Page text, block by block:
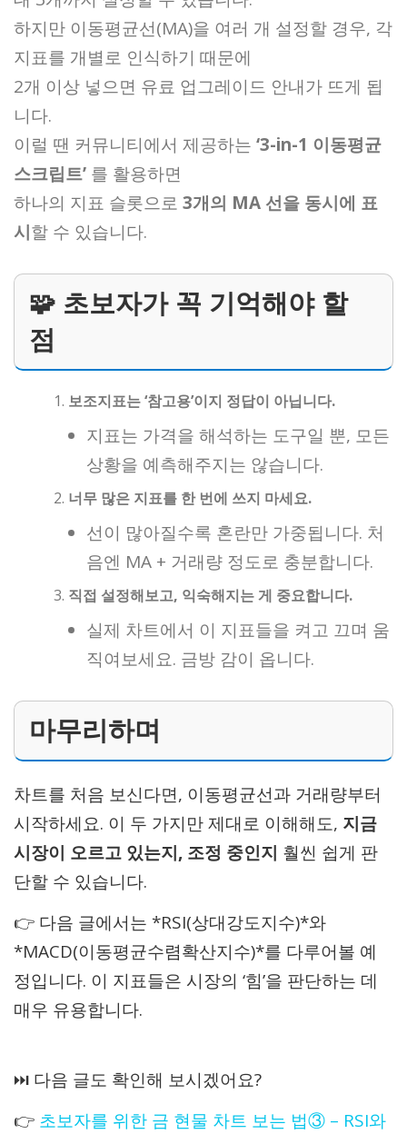
하지만 이동평균선(MA)을 여러 개 설정할 경우, 각
지표를 개별로 인식하기 때문에
2개 이상 넣으면 유료 업그레이드 안내가 뜨게 됩
니다.
이럴 땐 커뮤니티에서 제공하는 ‘3-in-1 이동평균
스크립트’ 를 활용하면
하나의 지표 슬롯으로 3개의 MA 선을 동시에 표
시할 수 있습니다.
🧩 초보자가 꼭 기억해야 할
점
보조지표는 ‘참고용’이지 정답이 아닙니다.
지표는 가격을 해석하는 도구일 뿐, 모든
상황을 예측해주지는 않습니다.
너무 많은 지표를 한 번에 쓰지 마세요.
선이 많아질수록 혼란만 가중됩니다. 처
음엔 MA + 거래량 정도로 충분합니다.
직접 설정해보고, 익숙해지는 게 중요합니다.
실제 차트에서 이 지표들을 켜고 끄며 움
직여보세요. 금방 감이 옵니다.
마무리하며
차트를 처음 보신다면, 이동평균선과 거래량부터
시작하세요. 이 두 가지만 제대로 이해해도, 지금
시장이 오르고 있는지, 조정 중인지 훨씬 쉽게 판
단할 수 있습니다.
👉 다음 글에서는 *RSI(상대강도지수)*와
*MACD(이동평균수렴확산지수)*를 다루어볼 예
정입니다. 이 지표들은 시장의 ‘힘’을 판단하는 데
매우 유용합니다.
⏭️ 다음 글도 확인해 보시겠어요?
👉 초보자를 위한 금 현물 차트 보는 법③ – RSI와